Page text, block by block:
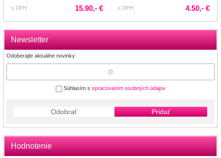
Newsletter
Odoberajte aktuálne novinky
Súhlasím s spracovaním osobných údajov
Odobrať Pridať
Hodnotenie
s DPH
15.90,- € s DPH 4.50,- €